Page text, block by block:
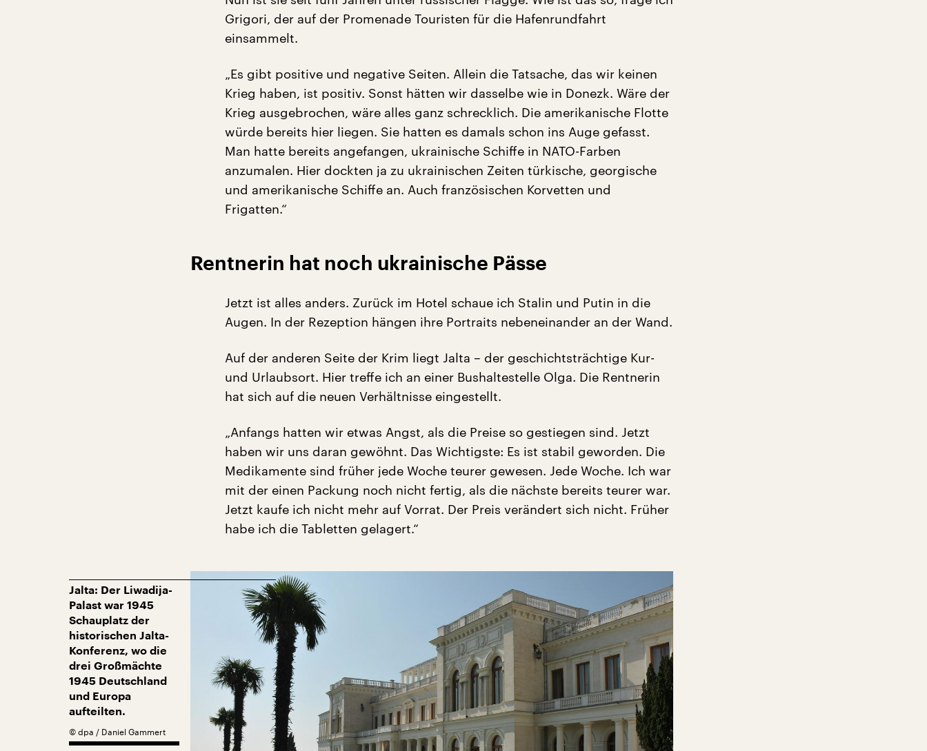
Grigori, der auf der Promenade Touristen für die Hafenrundfahrt
einsammelt.
„Es gibt positive und negative Seiten. Allein die Tatsache, das wir keinen
Krieg haben, ist positiv. Sonst hätten wir dasselbe wie in Donezk. Wäre der
Krieg ausgebrochen, wäre alles ganz schrecklich. Die amerikanische Flotte
würde bereits hier liegen. Sie hatten es damals schon ins Auge gefasst.
Man hatte bereits angefangen, ukrainische Schiffe in NATO-Farben
anzumalen. Hier dockten ja zu ukrainischen Zeiten türkische, georgische
und amerikanische Schiffe an. Auch französischen Korvetten und
Frigatten.“
Rentnerin hat noch ukrainische Pässe
Jetzt ist alles anders. Zurück im Hotel schaue ich Stalin und Putin in die
Augen. In der Rezeption hängen ihre Portraits nebeneinander an der Wand.
Auf der anderen Seite der Krim liegt Jalta – der geschichtsträchtige Kur-
und Urlaubsort. Hier treffe ich an einer Bushaltestelle Olga. Die Rentnerin
hat sich auf die neuen Verhältnisse eingestellt.
„Anfangs hatten wir etwas Angst, als die Preise so gestiegen sind. Jetzt
haben wir uns daran gewöhnt. Das Wichtigste: Es ist stabil geworden. Die
Medikamente sind früher jede Woche teurer gewesen. Jede Woche. Ich war
mit der einen Packung noch nicht fertig, als die nächste bereits teurer war.
Jetzt kaufe ich nicht mehr auf Vorrat. Der Preis verändert sich nicht. Früher
habe ich die Tabletten gelagert.“
Jalta: Der Liwadija-
Palast war 1945
Schauplatz der
historischen Jalta-
Konferenz, wo die
drei Großmächte
1945 Deutschland
und Europa
aufteilten.
© dpa / Daniel Gammert